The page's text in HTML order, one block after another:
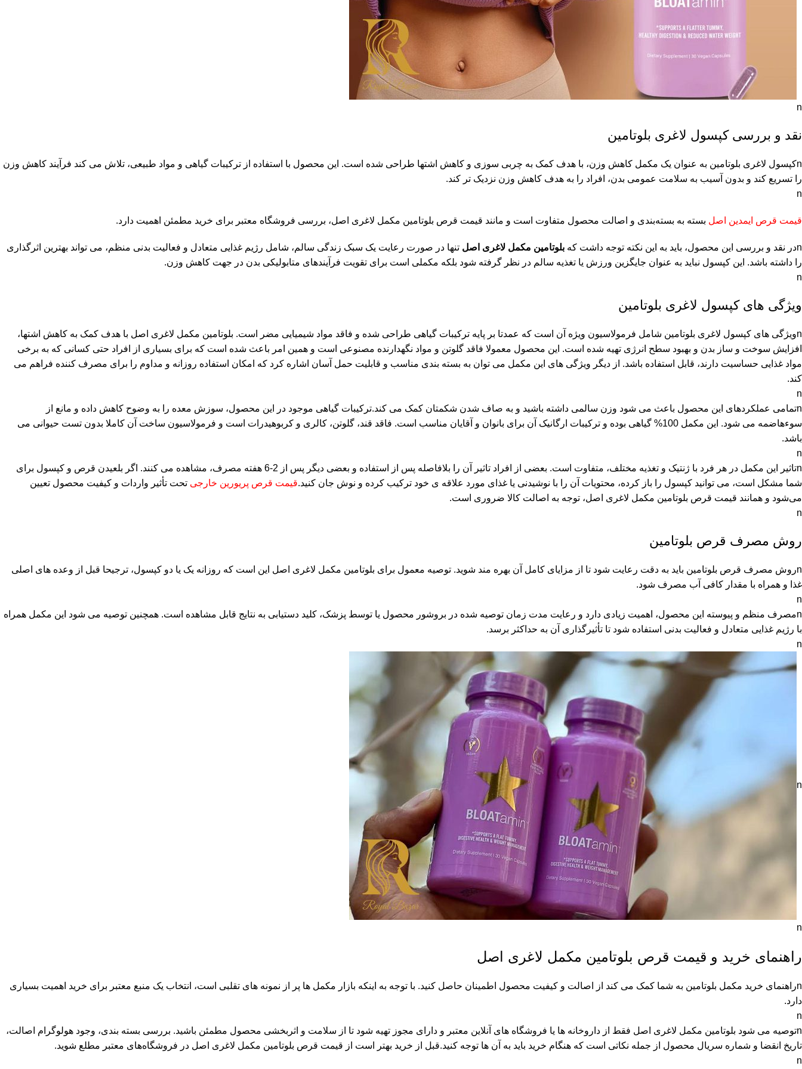
n
نقد و بررسی کپسول لاغری بلوتامین
nکپسول لاغری بلوتامین به عنوان یک مکمل کاهش وزن، با هدف کمک به چربی سوزی و کاهش اشتها طراحی شده است. این محصول با استفاده از ترکیبات گیاهی و مواد طبیعی، تلاش می کند فرآیند کاهش وزن
را تسریع کند و بدون آسیب به سلامت عمومی بدن، افراد را به هدف کاهش وزن نزدیک تر کند.
n
قیمت قرص ایمدین اصل بسته به بسته‌بندی و اصالت محصول متفاوت است و مانند قیمت قرص بلوتامین مکمل لاغری اصل، بررسی فروشگاه معتبر برای خرید مطمئن اهمیت دارد.
nدر نقد و بررسی این محصول، باید به این نکته توجه داشت که بلوتامین مکمل لاغری اصل تنها در صورت رعایت یک سبک زندگی سالم، شامل رژیم غذایی متعادل و فعالیت بدنی منظم، می تواند بهترین اثرگذاری
را داشته باشد. این کپسول نباید به عنوان جایگزین ورزش یا تغذیه سالم در نظر گرفته شود بلکه مکملی است برای تقویت فرآیندهای متابولیکی بدن در جهت کاهش وزن.
n
ویژگی های کپسول لاغری بلوتامین
nویژگی های کپسول لاغری بلوتامین شامل فرمولاسیون ویژه آن است که عمدتا بر پایه ترکیبات گیاهی طراحی شده و فاقد مواد شیمیایی مضر است. بلوتامین مکمل لاغری اصل با هدف کمک به کاهش اشتها،
افزایش سوخت و ساز بدن و بهبود سطح انرژی تهیه شده است. این محصول معمولا فاقد گلوتن و مواد نگهدارنده مصنوعی است و همین امر باعث شده است که برای بسیاری از افراد حتی کسانی که به برخی
مواد غذایی حساسیت دارند، قابل استفاده باشد. از دیگر ویژگی های این مکمل می توان به بسته بندی مناسب و قابلیت حمل آسان اشاره کرد که امکان استفاده روزانه و مداوم را برای مصرف کننده فراهم می
کند.
n
nتمامی عملکردهای این محصول باعث می شود وزن سالمی داشته باشید و به صاف شدن شکمتان کمک می کند.ترکیبات گیاهی موجود در این محصول، سوزش معده را به وضوح کاهش داده و مانع از
سوءهاضمه می شود. این مکمل 100% گیاهی بوده و ترکیبات ارگانیک آن برای بانوان و آقایان مناسب است. فاقد قند، گلوتن، کالری و کربوهیدرات است و فرمولاسیون ساخت آن کاملا بدون تست حیوانی می
باشد.
n
nتاثیر این مکمل در هر فرد با ژنتیک و تغذیه مختلف، متفاوت است. بعضی از افراد تاثیر آن را بلافاصله پس از استفاده و بعضی دیگر پس از 2-6 هفته مصرف، مشاهده می کنند. اگر بلعیدن قرص و کپسول برای
شما مشکل است، می توانید کپسول را باز کرده، محتویات آن را با نوشیدنی یا غذای مورد علاقه ی خود ترکیب کرده و نوش جان کنید.قیمت قرص پریورین خارجی تحت تأثیر واردات و کیفیت محصول تعیین
می‌شود و همانند قیمت قرص بلوتامین مکمل لاغری اصل، توجه به اصالت کالا ضروری است.
n
روش مصرف قرص بلوتامین
nروش مصرف قرص بلوتامین باید به دقت رعایت شود تا از مزایای کامل آن بهره مند شوید. توصیه معمول برای بلوتامین مکمل لاغری اصل این است که روزانه یک یا دو کپسول، ترجیحا قبل از وعده های اصلی
غذا و همراه با مقدار کافی آب مصرف شود.
n
nمصرف منظم و پیوسته این محصول، اهمیت زیادی دارد و رعایت مدت زمان توصیه شده در بروشور محصول یا توسط پزشک، کلید دستیابی به نتایج قابل مشاهده است. همچنین توصیه می شود این مکمل همراه
با رژیم غذایی متعادل و فعالیت بدنی استفاده شود تا تأثیرگذاری آن به حداکثر برسد.
n
n
n
راهنمای خرید و قیمت قرص بلوتامین مکمل لاغری اصل
nراهنمای خرید مکمل بلوتامین به شما کمک می کند از اصالت و کیفیت محصول اطمینان حاصل کنید. با توجه به اینکه بازار مکمل ها پر از نمونه های تقلبی است، انتخاب یک منبع معتبر برای خرید اهمیت بسیاری
دارد.
n
nتوصیه می شود بلوتامین مکمل لاغری اصل فقط از داروخانه ها یا فروشگاه های آنلاین معتبر و دارای مجوز تهیه شود تا از سلامت و اثربخشی محصول مطمئن باشید. بررسی بسته بندی، وجود هولوگرام اصالت،
تاریخ انقضا و شماره سریال محصول از جمله نکاتی است که هنگام خرید باید به آن ها توجه کنید.قبل از خرید بهتر است از قیمت قرص بلوتامین مکمل لاغری اصل در فروشگاه‌های معتبر مطلع شوید.
n